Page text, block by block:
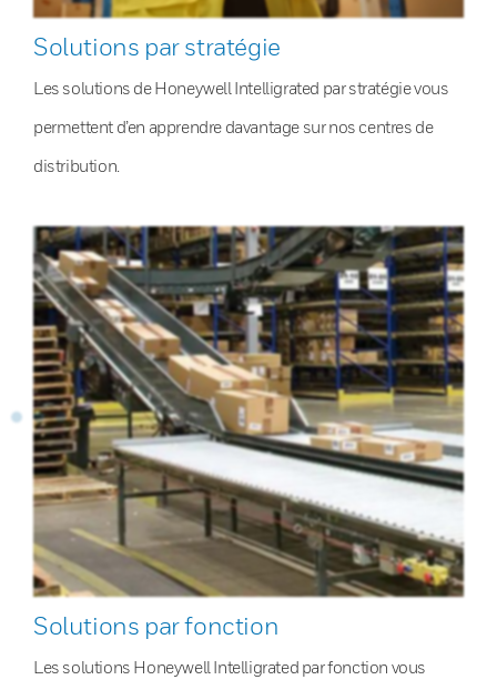
Solutions par stratégie
Les solutions de Honeywell Intelligrated par stratégie vous
permettent d’en apprendre davantage sur nos centres de
distribution.
Solutions par fonction
Les solutions Honeywell Intelligrated par fonction vous